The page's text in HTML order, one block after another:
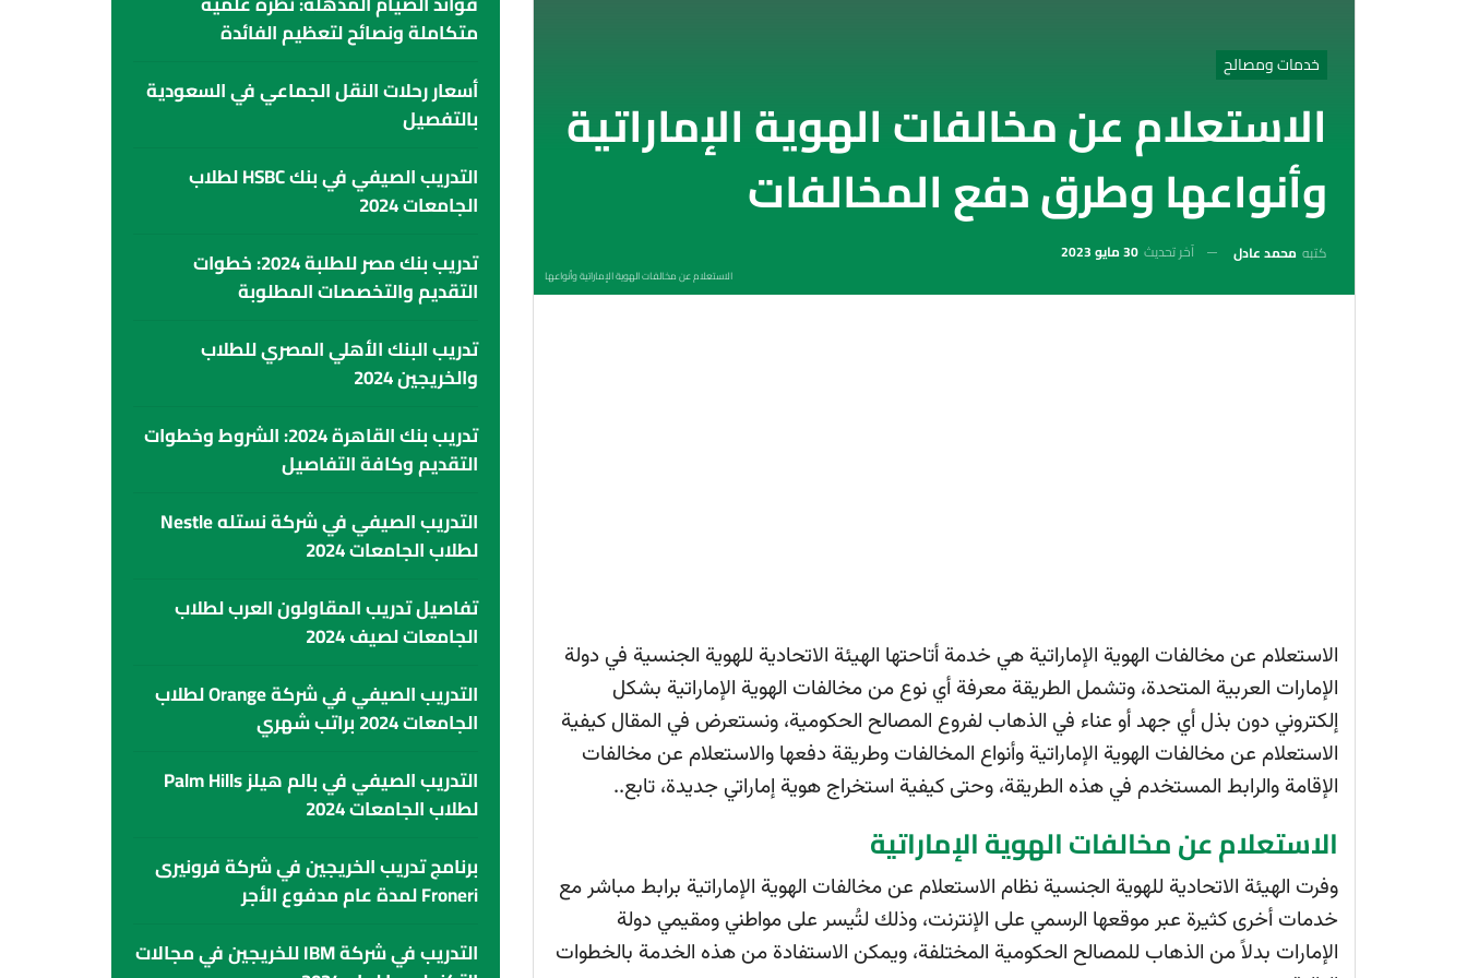
خدمات ومصالح
الاستعلام عن مخالفات الهوية الإماراتية
وأنواعها وطرق دفع المخالفات
كتبه محمد عادل آخر تحديث 30 مايو 2023
الاستعلام عن مخالفات الهوية الإماراتية وأنواعها
الاستعلام عن مخالفات الهوية الإماراتية هي خدمة أتاحتها الهيئة الاتحادية للهوية الجنسية في دولة
الإمارات العربية المتحدة، وتشمل الطريقة معرفة أي نوع من مخالفات الهوية الإماراتية بشكل
إلكتروني دون بذل أي جهد أو عناء في الذهاب لفروع المصالح الحكومية، ونستعرض في المقال كيفية
الاستعلام عن مخالفات الهوية الإماراتية وأنواع المخالفات وطريقة دفعها والاستعلام عن مخالفات
الإقامة والرابط المستخدم في هذه الطريقة، وحتى كيفية استخراج هوية إماراتي جديدة، تابع..
الاستعلام عن مخالفات الهوية الإماراتية
وفرت الهيئة الاتحادية للهوية الجنسية نظام الاستعلام عن مخالفات الهوية الإماراتية برابط مباشر مع
خدمات أخرى كثيرة عبر موقعها الرسمي على الإنترنت، وذلك لتُيسر على مواطني ومقيمي دولة
الإمارات بدلاً من الذهاب للمصالح الحكومية المختلفة، ويمكن الاستفادة من هذه الخدمة بالخطوات
متكاملة ونصائح لتعظيم الفائدة
أسعار رحلات النقل الجماعي في السعودية
بالتفصيل
التدريب الصيفي في بنك HSBC لطلاب
الجامعات 2024
تدريب بنك مصر للطلبة 2024: خطوات
التقديم والتخصصات المطلوبة
تدريب البنك الأهلي المصري للطلاب
والخريجين 2024
تدريب بنك القاهرة 2024: الشروط وخطوات
التقديم وكافة التفاصيل
التدريب الصيفي في شركة نستله Nestle
لطلاب الجامعات 2024
تفاصيل تدريب المقاولون العرب لطلاب
الجامعات لصيف 2024
التدريب الصيفي في شركة Orange لطلاب
الجامعات 2024 براتب شهري
التدريب الصيفي في بالم هيلز Palm Hills
لطلاب الجامعات 2024
برنامج تدريب الخريجين في شركة فرونيرى
Froneri لمدة عام مدفوع الأجر
التدريب في شركة IBM للخريجين في مجالات